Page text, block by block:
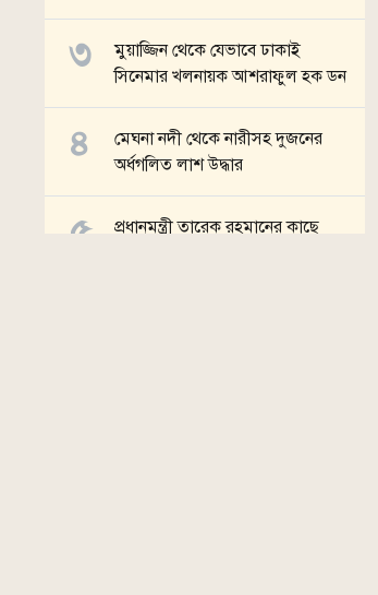
মুয়াজ্জিন থেকে যেভাবে ঢাকাই
সিনেমার খলনায়ক আশরাফুল হক ডন
মেঘনা নদী থেকে নারীসহ দুজনের
অর্ধগলিত লাশ উদ্ধার
প্রধানমন্ত্রী তারেক রহমানের কাছে